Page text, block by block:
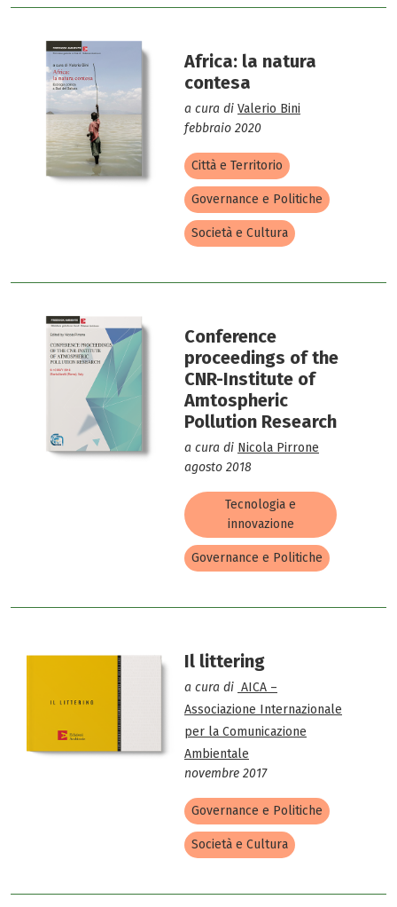
Africa: la natura
contesa
a cura di Valerio Bini
febbraio 2020
Città e Territorio
Governance e Politiche
Società e Cultura
Conference
proceedings of the
CNR-Institute of
Amtospheric
Pollution Research
a cura di Nicola Pirrone
agosto 2018
Tecnologia e
innovazione
Governance e Politiche
Il littering
a cura di AICA –
Associazione Internazionale
per la Comunicazione
Ambientale
novembre 2017
Governance e Politiche
Società e Cultura